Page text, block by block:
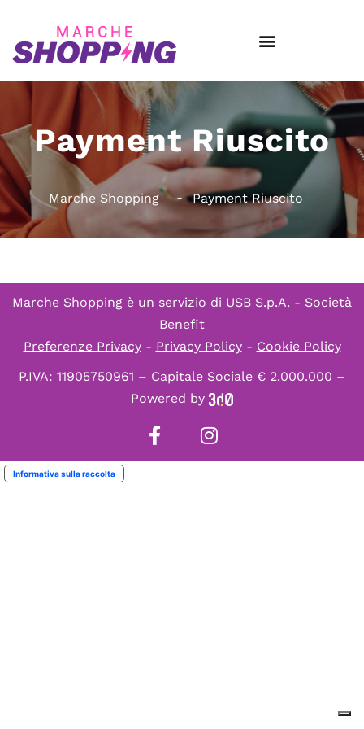
Payment Riuscito
Marche Shopping Payment Riuscito
Marche Shopping è un servizio di USB S.p.A. - Società
Benefit
Preferenze Privacy- Privacy Policy- Cookie Policy
P.IVA: 11905750961 – Capitale Sociale € 2.000.000 –
Powered by
Informativa sulla raccolta